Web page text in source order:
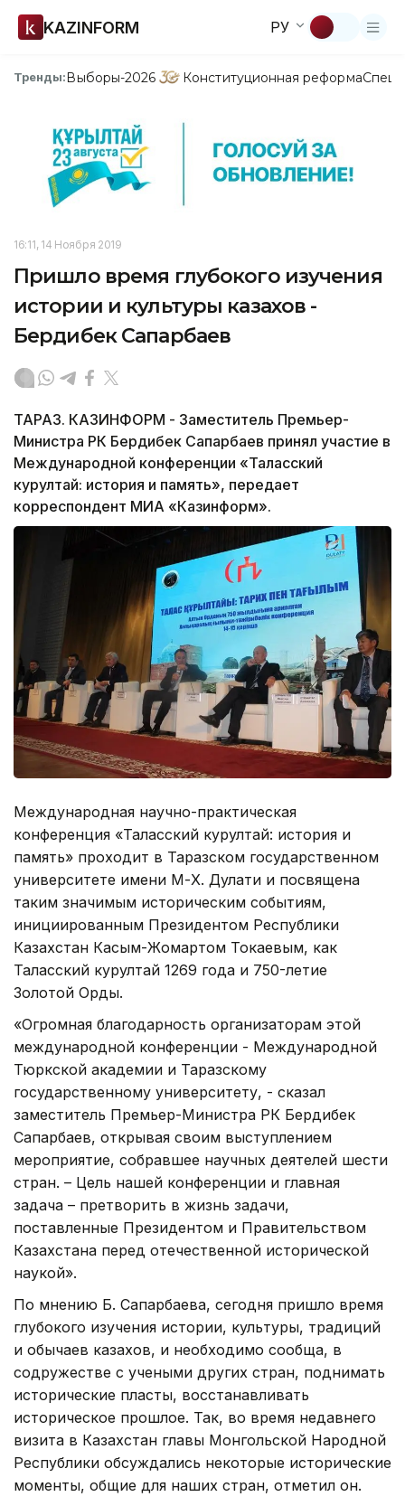
KAZINFORM РУ
Тренды:Выборы-2026 Конституционная реформа
16:11, 14 Ноября 2019
Пришло время глубокого изучения
истории и культуры казахов -
Бердибек Сапарбаев
ТАРАЗ. КАЗИНФОРМ - Заместитель Премьер-
Министра РК Бердибек Сапарбаев принял участие в
Международной конференции «Таласский
курултай: история и память», передает
корреспондент МИА «Казинформ».
Международная научно-практическая
конференция «Таласский курултай: история и
память» проходит в Таразском государственном
университете имени М-Х. Дулати и посвящена
таким значимым историческим событиям,
инициированным Президентом Республики
Казахстан Касым-Жомартом Токаевым, как
Таласский курултай 1269 года и 750-летие
Золотой Орды.
«Огромная благодарность организаторам этой
международной конференции - Международной
Тюркской академии и Таразскому
государственному университету, - сказал
заместитель Премьер-Министра РК Бердибек
Сапарбаев, открывая своим выступлением
мероприятие, собравшее научных деятелей шести
стран. – Цель нашей конференции и главная
задача – претворить в жизнь задачи,
поставленные Президентом и Правительством
Казахстана перед отечественной исторической
наукой».
По мнению Б. Сапарбаева, сегодня пришло время
глубокого изучения истории, культуры, традиций
и обычаев казахов, и необходимо сообща, в
содружестве с учеными других стран, поднимать
исторические пласты, восстанавливать
историческое прошлое. Так, во время недавнего
визита в Казахстан главы Монгольской Народной
Республики обсуждались некоторые исторические
моменты, общие для наших стран, отметил он.